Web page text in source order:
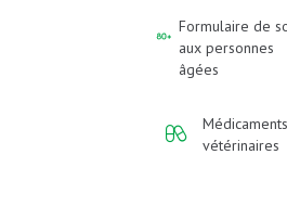
Formulaire de
aux personnes
âgées
Médicaments
vétérinaires